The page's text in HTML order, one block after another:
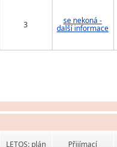
3 se nekoná -
další informace
LETOS: plán Přijímací